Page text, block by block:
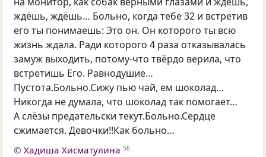
ждёшь, ждёшь… Больно, когда тебе 32 и встретив
его ты понимаешь: Это он. Он которого ты всю
жизнь ждала. Ради которого 4 раза отказывалась
замуж выходить, потому-что твёрдо верила, что
встретишь Его. Равнодушие…
Пустота.Больно.Сижу пью чай, ем шоколад…
Никогда не думала, что шоколад так помогает…
А слёзы предательски текут.Больно.Сердце
сжимается. Девочки!!Как больно…
©Хадиша Хисматулина 56